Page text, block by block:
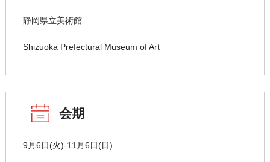
静岡県立美術館
Shizuoka Prefectural Museum of Art
会期
9月6日(火)-11月6日(日)